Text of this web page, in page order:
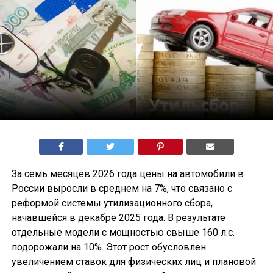
За семь месяцев 2026 года цены на автомобили в
России выросли в среднем на 7%, что связано с
реформой системы утилизационного сбора,
начавшейся в декабре 2025 года. В результате
отдельные модели с мощностью свыше 160 л.с.
подорожали на 10%. Этот рост обусловлен
увеличением ставок для физических лиц и плановой